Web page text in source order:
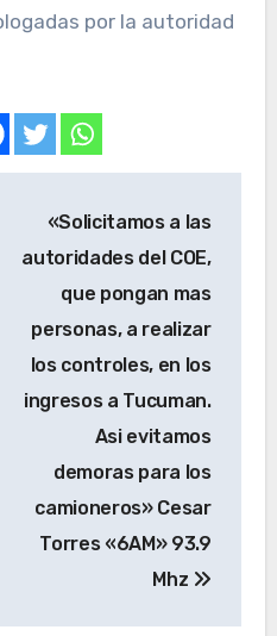
por la autoridad
«Solicitamos a las
autoridades del COE,
que pongan mas
personas, a realizar
los controles, en los
ingresos a Tucuman.
Asi evitamos
demoras para los
camioneros» Cesar
Torres «6AM» 93.9
Mhz